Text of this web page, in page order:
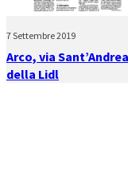
7 Settembre 2019
Arco, via
della Lidl